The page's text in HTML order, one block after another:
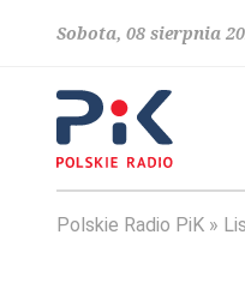
Sobota, 08 sierpnia
Polskie Radio PiK